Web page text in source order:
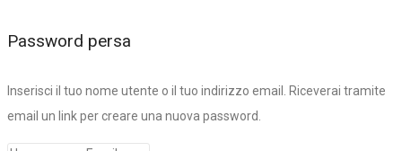
Password persa
Inserisci il tuo nome utente o il tuo indirizzo email. Riceverai tramite
email un link per creare una nuova password.